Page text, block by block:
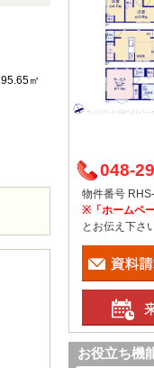
95.65㎡
048-
物件番号
※「ホームペ
とお伝え下さ
お役立ち機